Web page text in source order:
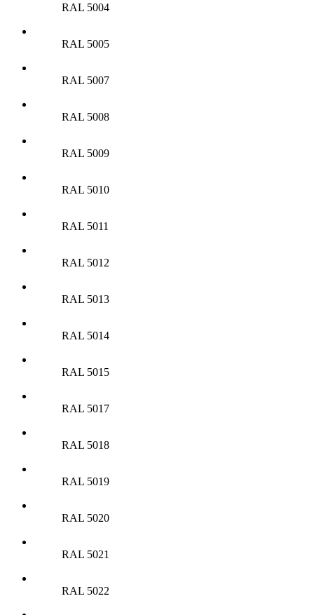
RAL 5004
RAL 5005
RAL 5007
RAL 5008
RAL 5009
RAL 5010
RAL 5011
RAL 5012
RAL 5013
RAL 5014
RAL 5015
RAL 5017
RAL 5018
RAL 5019
RAL 5020
RAL 5021
RAL 5022